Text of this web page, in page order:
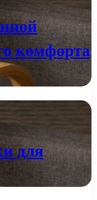
комфорта
для